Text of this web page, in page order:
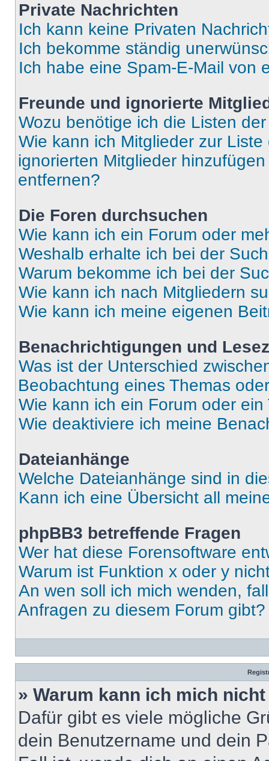
Private Nachrichten
Ich kann keine Privaten
Ich bekomme ständig
Ich habe eine Spam-E-Mail von
Freunde und ignorierte
Wozu benötige ich die Listen
Wie kann ich Mitglieder zur
ignorierten Mitglieder
entfernen?
Die Foren durchsuchen
Wie kann ich ein Forum oder
Weshalb erhalte ich bei der
Warum bekomme ich bei der
Wie kann ich nach Mitgliedern
Wie kann ich meine eigenen
Benachrichtigungen und
Was ist der Unterschied
Beobachtung eines Themas
Wie kann ich ein Forum oder
Wie deaktiviere ich meine
Dateianhänge
Welche Dateianhänge sind in
Kann ich eine Übersicht all
phpBB3 betreffende Fragen
Wer hat diese Forensoftware
Warum ist Funktion x oder y
An wen soll ich mich wenden,
Anfragen zu diesem Forum gibt?
» Warum kann ich mich
Dafür gibt es viele mögliche
dein Benutzername und dein